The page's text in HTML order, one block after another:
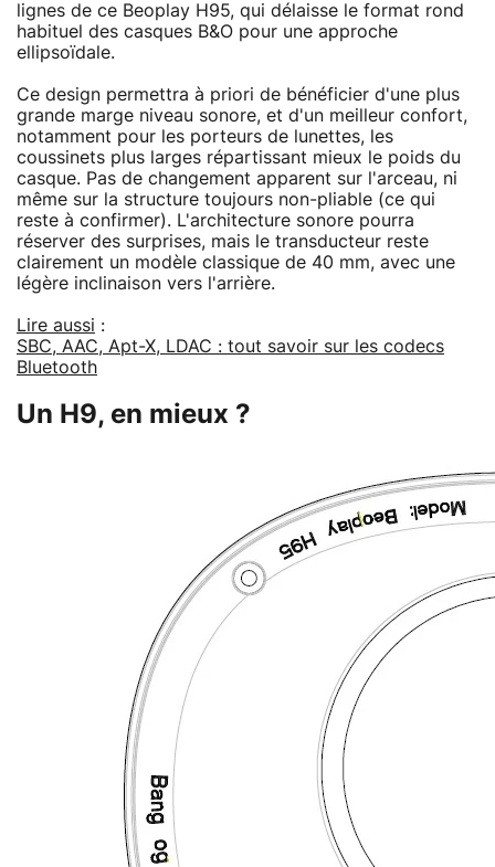
lignes de ce Beoplay H95, qui délaisse le format rond
habituel des casques B&O pour une approche
ellipsoïdale.
Ce design permettra à priori de bénéficier d'une plus
grande marge niveau sonore, et d'un meilleur confort,
notamment pour les porteurs de lunettes, les
coussinets plus larges répartissant mieux le poids du
casque. Pas de changement apparent sur l'arceau, ni
même sur la structure toujours non-pliable (ce qui
reste à confirmer). L'architecture sonore pourra
réserver des surprises, mais le transducteur reste
clairement un modèle classique de 40 mm, avec une
légère inclinaison vers l'arrière.
Lire aussi :
SBC, AAC, Apt-X, LDAC : tout savoir sur les codecs
Bluetooth
Un H9, en mieux ?